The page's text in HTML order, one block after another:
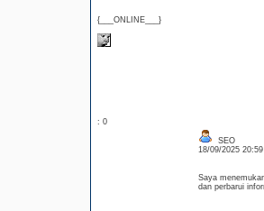
{___ONLINE___}
: 0
SEO
18/09/2025
Saya
dan perbarui